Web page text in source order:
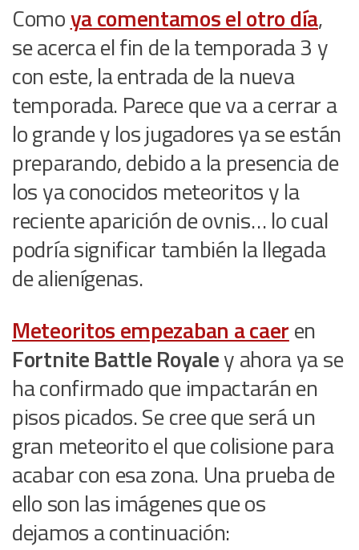
Comoya comentamos el otro día,
se acerca el fin de la temporada 3 y
con este, la entrada de la nueva
temporada. Parece que va a cerrar a
lo grande y los jugadores ya se están
preparando, debido a la presencia de
los ya conocidos meteoritos y la
reciente aparición de ovnis… lo cual
podría significar también la llegada
de alienígenas.
Meteoritos empezaban a caeren
Fortnite Battle Royaley ahora ya se
ha confirmado que impactarán en
pisos picados. Se cree que será un
gran meteorito el que colisione para
acabar con esa zona. Una prueba de
ello son las imágenes que os
dejamos a continuación: